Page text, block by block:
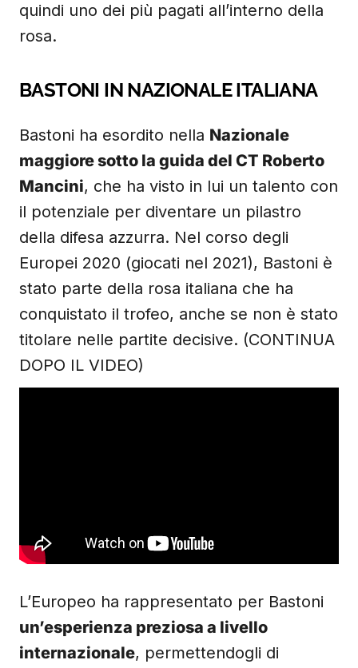
quindi uno dei più pagati all’interno della
rosa.
BASTONI IN NAZIONALE ITALIANA
Bastoni ha esordito nella Nazionale
maggiore sotto la guida del CT Roberto
Mancini, che ha visto in lui un talento con
il potenziale per diventare un pilastro
della difesa azzurra. Nel corso degli
Europei 2020 (giocati nel 2021), Bastoni è
stato parte della rosa italiana che ha
conquistato il trofeo, anche se non è stato
titolare nelle partite decisive. (CONTINUA
DOPO IL VIDEO)
L’Europeo ha rappresentato per Bastoni
un’esperienza preziosa a livello
internazionale, permettendogli di